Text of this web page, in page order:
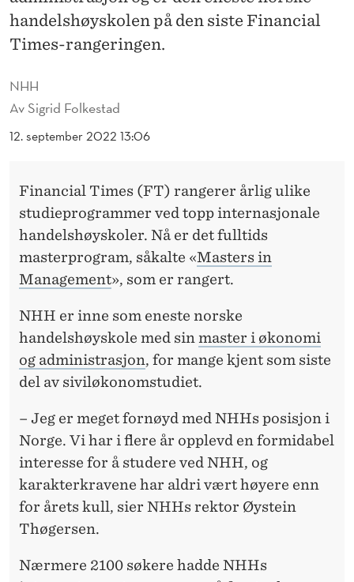
B
E
T
E
NHH
AvSigrid Folkestad
12. september 2022 13:06
handelshøyskolen på den siste Financial
Times-rangeringen.
Financial Times (FT) rangerer årlig ulike
studieprogrammer ved topp internasjonale
handelshøyskoler. Nå er det fulltids
masterprogram, såkalte «Masters in
Management», som er rangert.
NHH er inne som eneste norske
handelshøyskole med sinmaster i økonomi
og administrasjon, for mange kjent som siste
del av siviløkonomstudiet.
– Jeg er meget fornøyd med NHHs posisjon i
Norge. Vi har i flere år opplevd en formidabel
interesse for å studere ved NHH, og
karakterkravene har aldri vært høyere enn
for årets kull, sier NHHs rektor Øystein
Thøgersen.
Nærmere 2100 søkere hadde NHHs